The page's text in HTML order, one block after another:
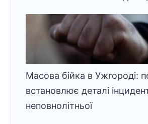
Масова бійка в Ужгороді:
встановлює деталі
неповнолітньої